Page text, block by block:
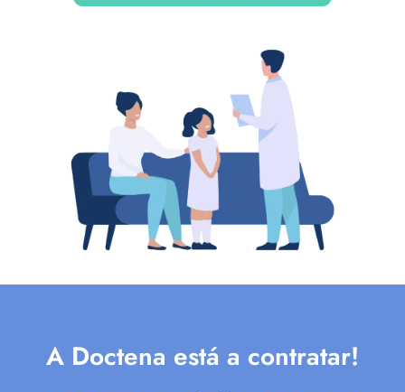
A Doctena está a contratar!